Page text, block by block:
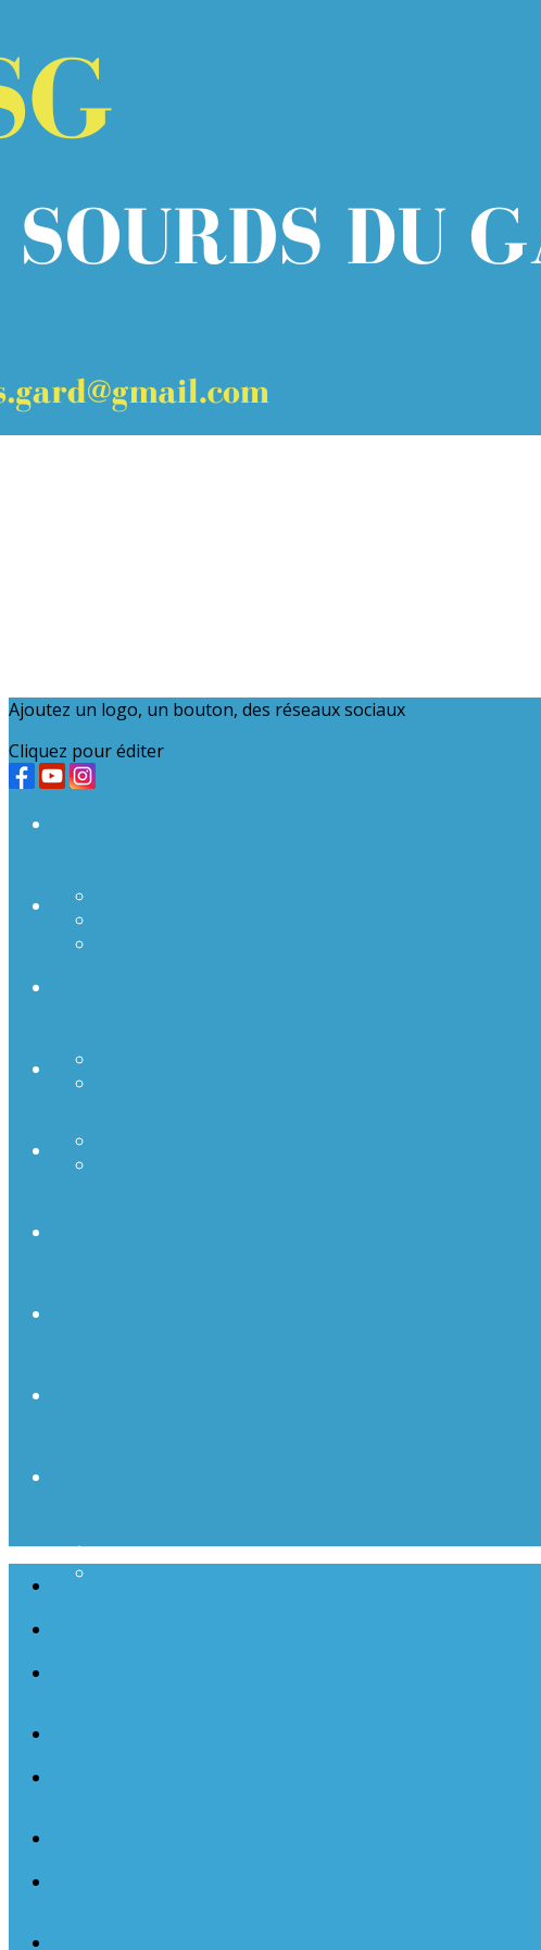
Menu
<
>
?>
Images de la page d'accueil
Ajoutez un logo, un bouton, des réseaux sociaux
Cliquez pour éditer